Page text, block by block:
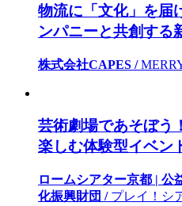
物流に「文化」を届
ンパニーと共創する
株式会社CAPES /
芸術劇場であそぼう
楽しむ体験型イベン
ロームシアター京都 | 公
化振興財団 / プレイ！シ